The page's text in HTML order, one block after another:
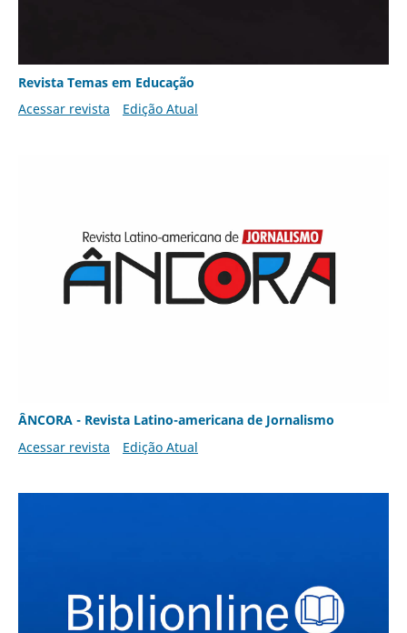
Revista Temas em Educação
Acessar revista
Edição Atual
ÂNCORA - Revista Latino-americana de Jornalismo
Acessar revista
Edição Atual